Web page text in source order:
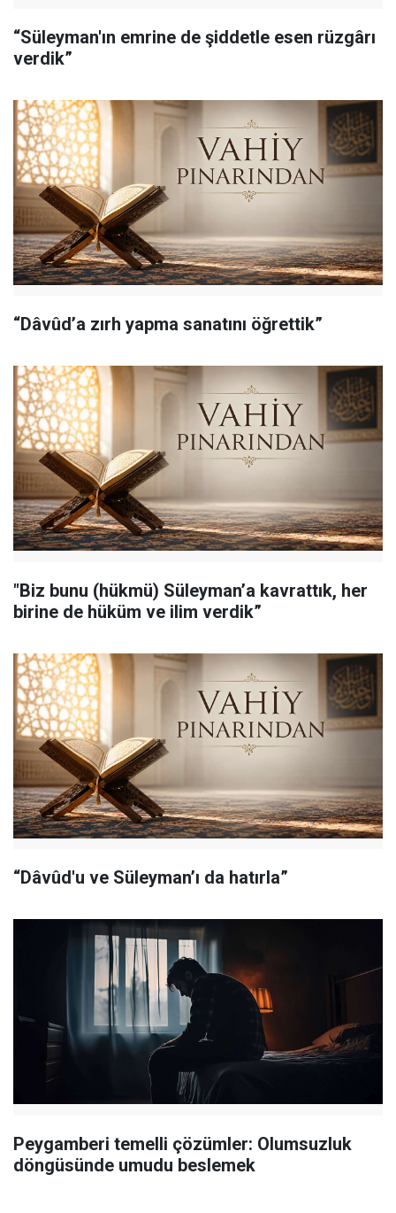
“Süleyman'ın emrine de şiddetle esen rüzgârı
verdik”
“Dâvûd’a zırh yapma sanatını öğrettik”
"Biz bunu (hükmü) Süleyman’a kavrattık, her
birine de hüküm ve ilim verdik”
“Dâvûd'u ve Süleyman’ı da hatırla”
Peygamberi temelli çözümler: Olumsuzluk
döngüsünde umudu beslemek